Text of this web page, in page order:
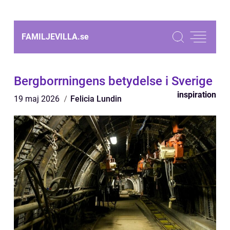
FAMILJEVILLA.se
Bergborrningens betydelse i Sverige
19 maj 2026 Felicia Lundin inspiration